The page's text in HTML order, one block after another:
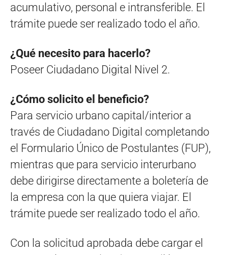
acumulativo, personal e intransferible. El
trámite puede ser realizado todo el año.
¿Qué necesito para hacerlo?
Poseer Ciudadano Digital Nivel 2.
¿Cómo solicito el beneficio?
Para servicio urbano capital/interior a
través de Ciudadano Digital completando
el Formulario Único de Postulantes (FUP),
mientras que para servicio interurbano
debe dirigirse directamente a boletería de
la empresa con la que quiera viajar. El
trámite puede ser realizado todo el año.
Con la solicitud aprobada debe cargar el